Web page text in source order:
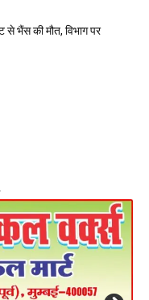
से भैंस की मौत, विभाग पर